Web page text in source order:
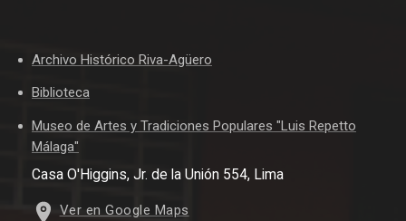
Archivo Histórico Riva-Agüero
Biblioteca
Museo de Artes y Tradiciones Populares "Luis Repetto
Málaga"
Casa O'Higgins, Jr. de la Unión 554, Lima
Ver en Google Maps